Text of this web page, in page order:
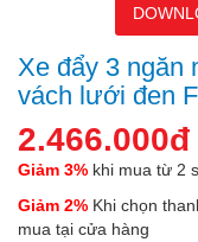
Xe đẩy 3 ngăn
vách lưới đen
2.466.000đ
Giảm 3% khi mua từ 2
Giảm 2% Khi chọn
mua tại cửa hàng